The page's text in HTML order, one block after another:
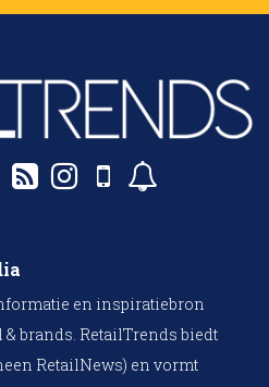
en inspiratiebron
brands. RetailTrends biedt
RetailNews) en vormt